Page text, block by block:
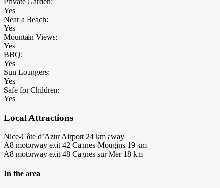
Private Garden:
Yes
Near a Beach:
Yes
Mountain Views:
Yes
BBQ:
Yes
Sun Loungers:
Yes
Safe for Children:
Yes
Local Attractions
Nice-Côte d’Azur Airport 24 km away
A8 motorway exit 42 Cannes-Mougins 19 km
A8 motorway exit 48 Cagnes sur Mer 18 km
In the area